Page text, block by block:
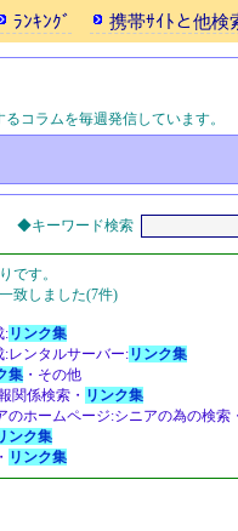
ﾗﾝｷﾝｸﾞ 携帯ｻｲﾄと他検
コラムを毎週発信しています。
◆キーワード検索
です。
致しました(7件)
:リンク集
レンタルサーバー:リンク集
集 ・その他
関係検索・ リンク集
のホームページ:シニアの為の検索・
ンク集
リンク集